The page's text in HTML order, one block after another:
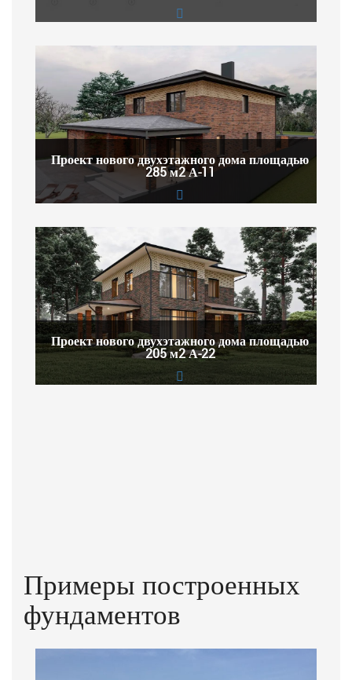
Проект нового двухэтажного дома площадью
285 м2 А-11
Проект нового двухэтажного дома площадью
205 м2 А-22
Примеры построенных
фундаментов